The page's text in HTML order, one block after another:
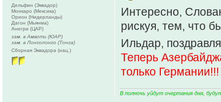
Интересно,
рискуя, тем, что
Ильдар,
Теперь
только Германии!!!
В полночь уйдут очертания дня,
Дельфин (Эквадор)
Монкаро (Мексика)
Орион (Нидерланды)
Дагон (Мьянма)
Анегри (ЦАР)
зам. в Амвоти (ЮАР)
зам. в Лонголонго (Тонга)
Сборная Эквадора (нац.)